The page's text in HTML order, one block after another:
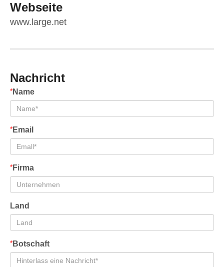
Webseite
www.large.net
Nachricht
* Name
* Email
* Firma
Land
* Botschaft